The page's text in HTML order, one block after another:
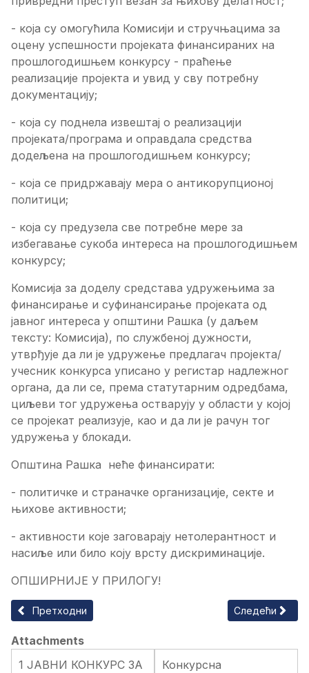
- која су омогућила Комисији и стручњацима за
оцену успешности пројеката финансираних на
прошлогодишњем конкурсу - праћење
реализације пројекта и увид у сву потребну
документацију;
- која су поднела извештај о реализацији
пројеката/програма и оправдала средства
додељена на прошлогодишњем конкурсу;
- која се придржавају мера о антикорупционој
политици;
- која су предузела све потребне мере за
избегавање сукоба интереса на прошлогодишњем
конкурсу;
Комисија за доделу средстава удружењима за
финансирање и суфинансирање пројеката од
јавног интереса у општини Рашка (у даљем
тексту: Комисија), по службеној дужности,
утврђује да ли је удружење предлагач пројекта/
учесник конкурса уписано у регистар надлежног
органа, да ли се, према статутарним одредбама,
циљеви тог удружења остварују у области у којој
се пројекат реализује, као и да ли је рачун тог
удружења у блокади.
Општина Рашка неће финансирати:
- политичке и страначке организације, секте и
њихове активности;
- активности које заговарају нетолерантност и
насиље или било коју врсту дискриминације.
ОПШИРНИЈЕ У ПРИЛОГУ!
Претходни чланак: ЈАВНИ КОНКУРС ЗА ДОДЕЛУ
Претходни Следећи
Следећи
Attachments
1 ЈАВНИ КОНКУРС ЗА
Конкурсна